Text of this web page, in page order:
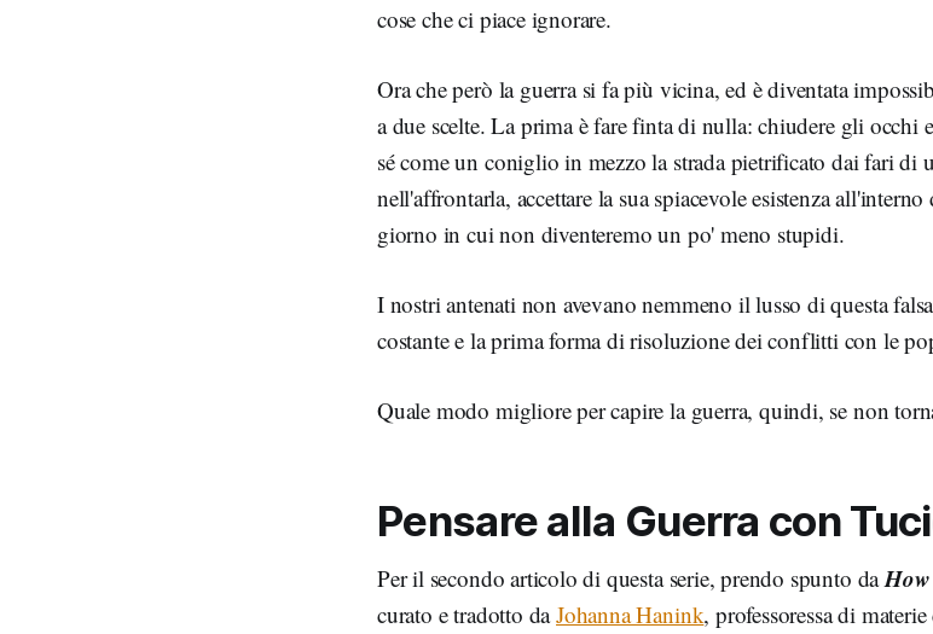
cose che ci piace ignorare.
Ora che però la guerra si fa più vicina, ed è diventata
a due scelte. La prima è fare finta di nulla: chiudere gli occhi
sé come un coniglio in mezzo la strada pietrificato dai fari di
nell'affrontarla, accettare la sua spiacevole esistenza
giorno in cui non diventeremo un po' meno stupidi.
I nostri antenati non avevano nemmeno il lusso di questa
costante e la prima forma di risoluzione dei conflitti con le
Quale modo migliore per capire la guerra, quindi, se non
Pensare alla Guerra con
Per il secondo articolo di questa serie, prendo spunto da
curato e tradotto daJohanna Hanink, professoressa di